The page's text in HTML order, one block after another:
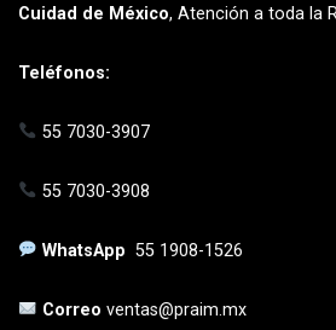
Cuidad de México, Atención a toda la
Teléfonos:
55 7030-3907
55 7030-3908
WhatsApp55 1908-1526
Correoventas@praim.mx